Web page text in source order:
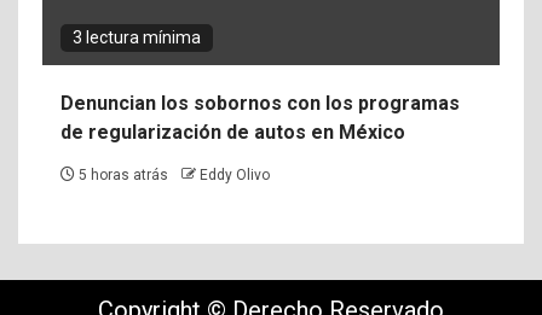
3 lectura mínima
Denuncian los sobornos con los programas
de regularización de autos en México
5 horas atrás Eddy Olivo